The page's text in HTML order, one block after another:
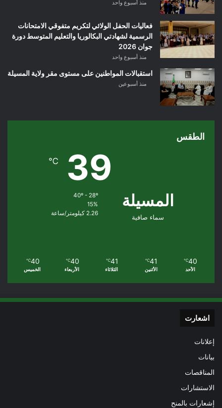
منذ أسبوع واحد
فعاليات الحفل الولائي لتكريم متفوقي الامتحانات
الرسمية لشهادتي البكالوريا والتعليم المتوسط دورة
جوان 2026
منذ أسبوع واحد
استقبالات المواطنين على مستوى مقر ولاية المسيلة
منذ أسبوعين
الطقس
المسيلة
سماء صافية
39
℃
40º - 28º
15%
2.26 كيلومتر/ساعة
40
℃
الأحد
41
℃
الأثنين
41
℃
الثلاثاء
40
℃
الأربعاء
40
℃
الخميس
اشعارت
إعلانات
بيانات
المناقصات
الاستشارات
إشعارات بالمنح